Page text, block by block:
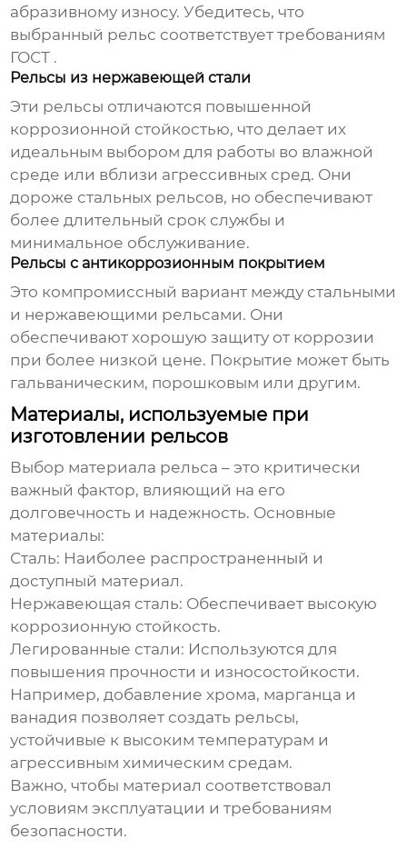
абразивному износу. Убедитесь, что
выбранный рельс соответствует требованиям
ГОСТ .
Рельсы из нержавеющей стали
Эти рельсы отличаются повышенной
коррозионной стойкостью, что делает их
идеальным выбором для работы во влажной
среде или вблизи агрессивных сред. Они
дороже стальных рельсов, но обеспечивают
более длительный срок службы и
минимальное обслуживание.
Рельсы с антикоррозионным покрытием
Это компромиссный вариант между стальными
и нержавеющими рельсами. Они
обеспечивают хорошую защиту от коррозии
при более низкой цене. Покрытие может быть
гальваническим, порошковым или другим.
Материалы, используемые при
изготовлении рельсов
Выбор материала рельса – это критически
важный фактор, влияющий на его
долговечность и надежность. Основные
материалы:
Сталь: Наиболее распространенный и
доступный материал.
Нержавеющая сталь: Обеспечивает высокую
коррозионную стойкость.
Легированные стали: Используются для
повышения прочности и износостойкости.
Например, добавление хрома, марганца и
ванадия позволяет создать рельсы,
устойчивые к высоким температурам и
агрессивным химическим средам.
Важно, чтобы материал соответствовал
условиям эксплуатации и требованиям
безопасности.